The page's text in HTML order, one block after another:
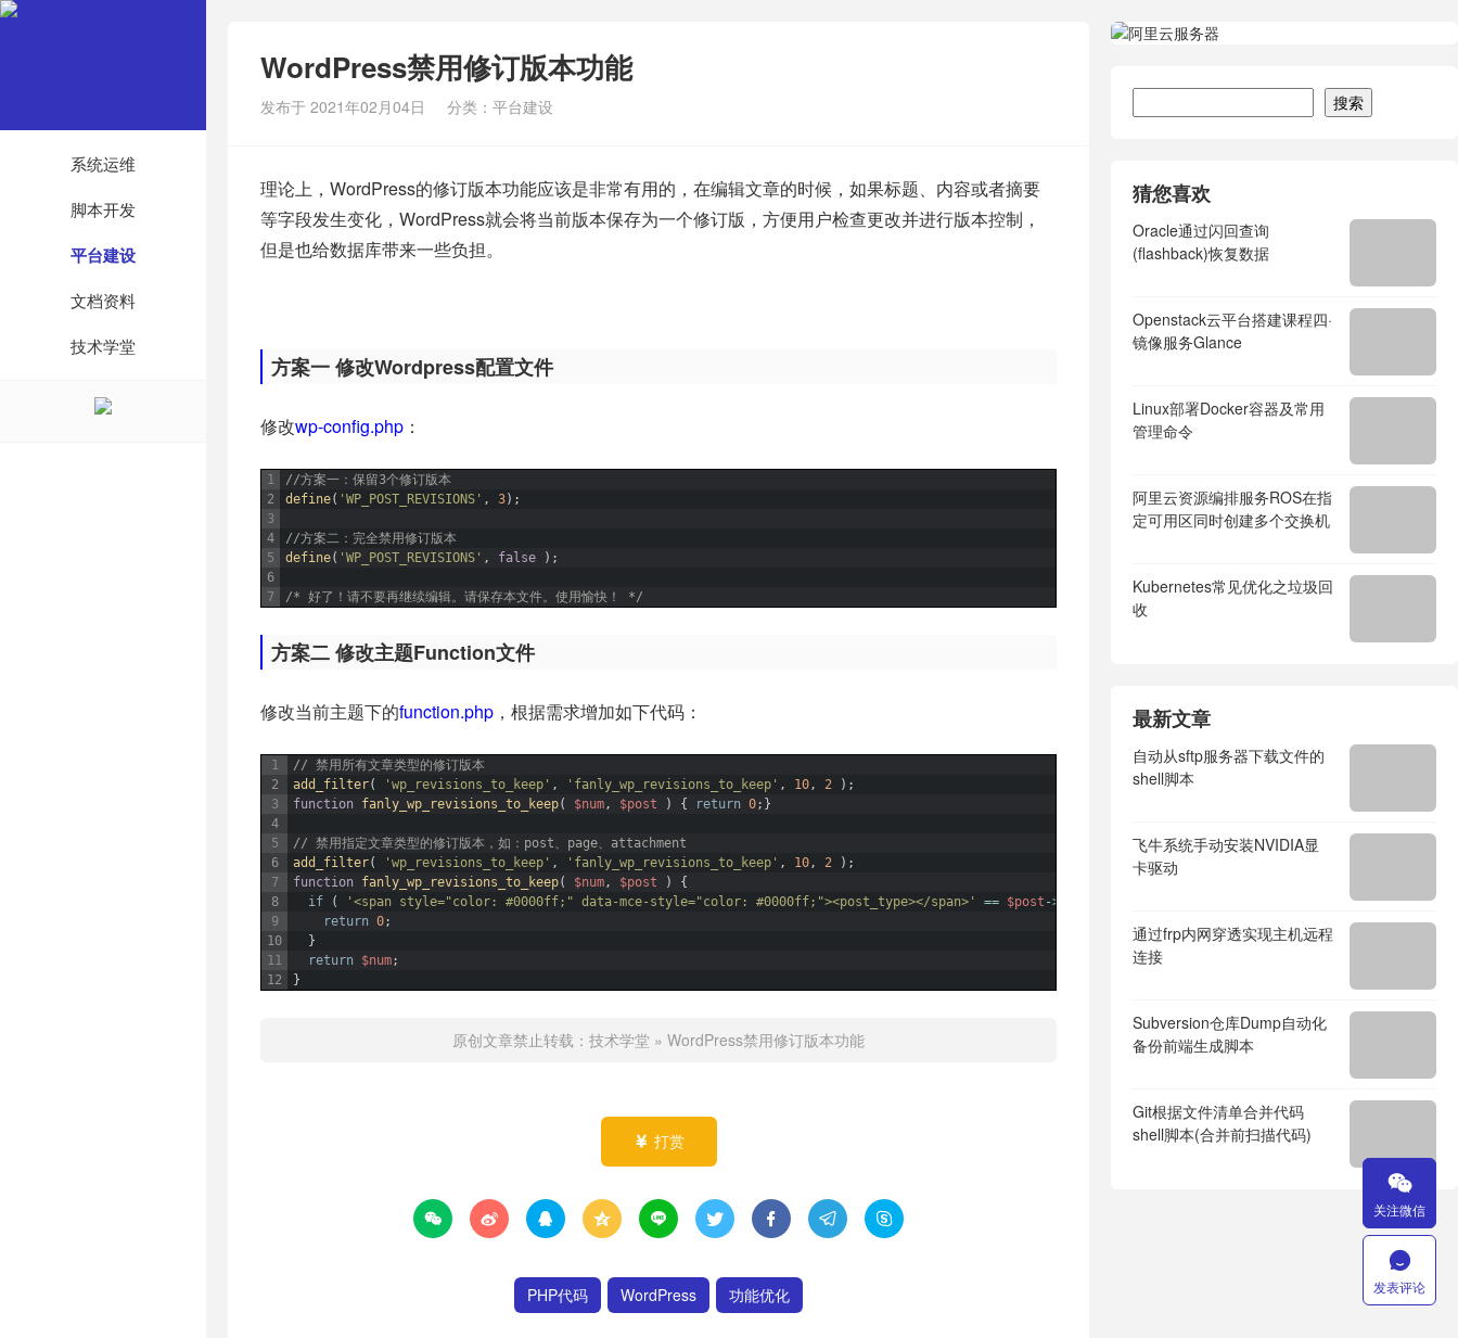
系统运维
脚本开发
平台建设
文档资料
技术学堂
WordPress禁用修订版本功能
发布于 2021年02月04日 分类： 平台建设
理论上，WordPress的修订版本功能应该是非常有用的，在编辑文章的时候，如果标题、内容或者摘要
等字段发生变化，WordPress就会将当前版本保存为一个修订版，方便用户检查更改并进行版本控制，
但是也给数据库带来一些负担。
方案一 修改Wordpress配置文件
修改wp-config.php ：
1
2
3
4
5
6
7
//方案一：保留3个修订版本
define( 'WP_POST_REVISIONS' , 3) ;
//方案二：完全禁用修订版本
define( 'WP_POST_REVISIONS' , false ) ;
/* 好了！请不要再继续编辑。请保存本文件。使用愉快！ */
方案二 修改主题Function文件
修改当前主题下的function.php ，根据需求增加如下代码：
1
2
3
4
5
6
7
8
9
10
11
12
// 禁用所有文章类型的修订版本
add_filter( 'wp_revisions_to_keep' , 'fanly_wp_revisions_to_keep' , 10, 2 ) ;
function fanly_wp_revisions_to_keep( $num, $post ) { return 0; }
// 禁用指定文章类型的修订版本，如：post、page、attachment
add_filter( 'wp_revisions_to_keep' , 'fanly_wp_revisions_to_keep' , 10, 2 ) ;
function fanly_wp_revisions_to_keep( $num, $post )
{
if
( '<span style="color: #0000ff;" data-mce-style="color: #0000ff;"><post_type></span>' == $post ->
//将蓝色部分改为需要禁用修订版本的文章类型名
return 0;
}
return
$num;
}
原创文章禁止转载： 技术学堂 » WordPress禁用修订版本功能
 打赏
        
PHP代码 WordPress 功能优化
搜索
猜您喜欢
Oracle通过闪回查询
(flashback)恢复数据
Openstack云平台搭建课程四·
镜像服务Glance
Linux部署Docker容器及常用
管理命令
阿里云资源编排服务ROS在指
定可用区同时创建多个交换机
Kubernetes常见优化之垃圾回
收
最新文章
自动从sftp服务器下载文件的
shell脚本
飞牛系统手动安装NVIDIA显
卡驱动
通过frp内网穿透实现主机远程
连接
Subversion仓库Dump自动化
备份前端生成脚本
Git根据文件清单合并代码
shell脚本(合并前扫描代码)

关注微信

发表评论